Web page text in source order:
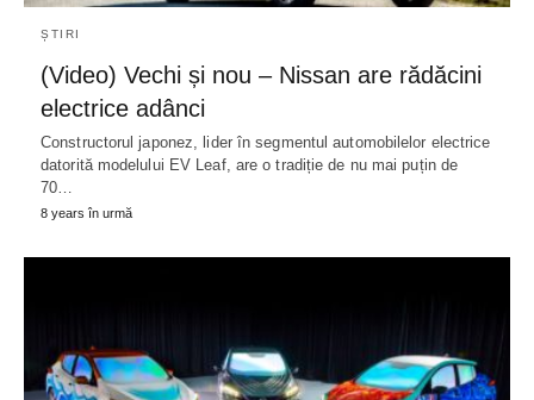
ȘTIRI
(Video) Vechi și nou – Nissan are rădăcini
electrice adânci
Constructorul japonez, lider în segmentul automobilelor electrice
datorită modelului EV Leaf, are o tradiție de nu mai puțin de
70…
8 years în urmă